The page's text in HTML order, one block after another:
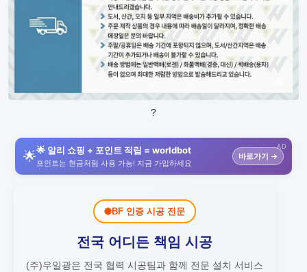
?
AD
🌟🌟 알리 쇼핑 + 포인트 적립 = worldbot
포인트는 현금처럼 사용 가능! 지금 가입하세요
바로가기 →
BF 인증 시공 전문
전국 어디든 책임 시공
(주)우일광은 전국 협력 시공팀과 함께 전문 설치 서비스